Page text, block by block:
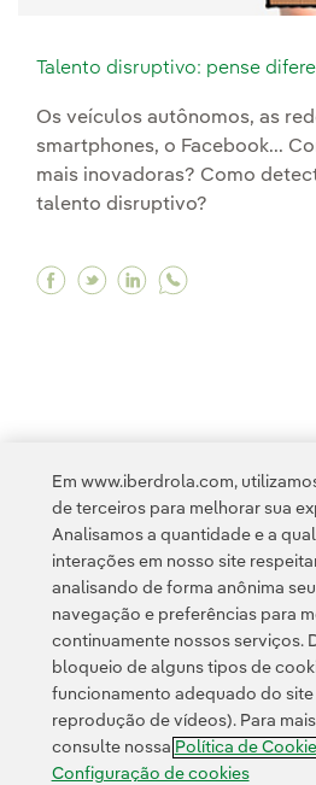
Talento disruptivo: pense
Os veículos autônomos, as
smartphones, o Facebook...
mais inovadoras? Como
talento disruptivo?
Facebook Talento
Twitter Talento
Linkedin
22
Contato Clientes Política de
Política de cookies Configuração de
Canal de
Em www.iberdrola.com,
de terceiros para melhorar sua
Analisamos a quantidade e a
interações em nosso site
analisando de forma anônima
navegação e preferências para
continuamente nossos serviços.
bloqueio de alguns tipos de
funcionamento adequado do site
reprodução de vídeos). Para
consulte nossa Política de
Configuração de cookies